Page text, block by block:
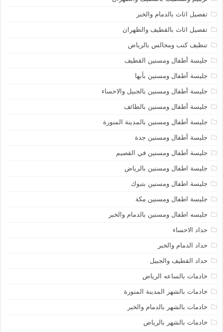
تفصيل اثاث بالدمام والخبر
تفصيل اثاث بالقطيف والظهران
تنظيف كنب ومجالس بالرياض
جليسة أطفال ومسنين القطيف
جليسة أطفال ومسنين بأبها
جليسة أطفال ومسنين بالجبيل والاحساء
جليسة أطفال ومسنين بالطائف
جليسة أطفال ومسنين بالمدينة المنورة
جليسة أطفال ومسنين جدة
جليسة أطفال ومسنين في القصيم
جليسة اطفال ومسنين بالرياض
جليسة اطفال ومسنين بتبوك
جليسة اطفال ومسنين مكة
جليسه اطفال ومسنين بالدمام والخبر
حداد الاحساء
حداد الدمام والخبر
حداد القطيف والجبيل
خادمات بالساعه الرياض
خادمات بالشهر المدينة المنورة
خادمات بالشهر بالدمام والخبر
خادمات بالشهر بالرياض